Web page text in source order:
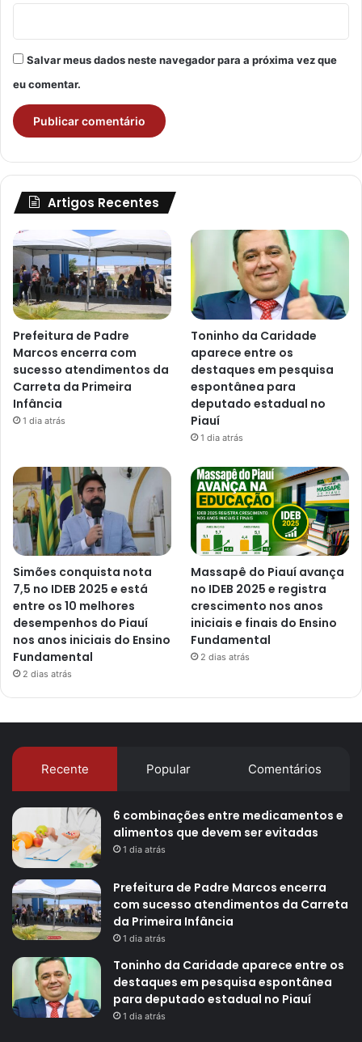
Salvar meus dados neste navegador para a próxima vez que
eu comentar.
Artigos Recentes
Prefeitura de Padre
Marcos encerra com
sucesso atendimentos da
Carreta da Primeira
Infância
1 dia atrás
Toninho da Caridade
aparece entre os
destaques em pesquisa
espontânea para
deputado estadual no
Piauí
1 dia atrás
Simões conquista nota
7,5 no IDEB 2025 e está
entre os 10 melhores
desempenhos do Piauí
nos anos iniciais do Ensino
Fundamental
2 dias atrás
Massapê do Piauí avança
no IDEB 2025 e registra
crescimento nos anos
iniciais e finais do Ensino
Fundamental
2 dias atrás
Recente Popular Comentários
6 combinações entre medicamentos e
alimentos que devem ser evitadas
1 dia atrás
Prefeitura de Padre Marcos encerra
com sucesso atendimentos da Carreta
da Primeira Infância
1 dia atrás
Toninho da Caridade aparece entre os
destaques em pesquisa espontânea
para deputado estadual no Piauí
1 dia atrás